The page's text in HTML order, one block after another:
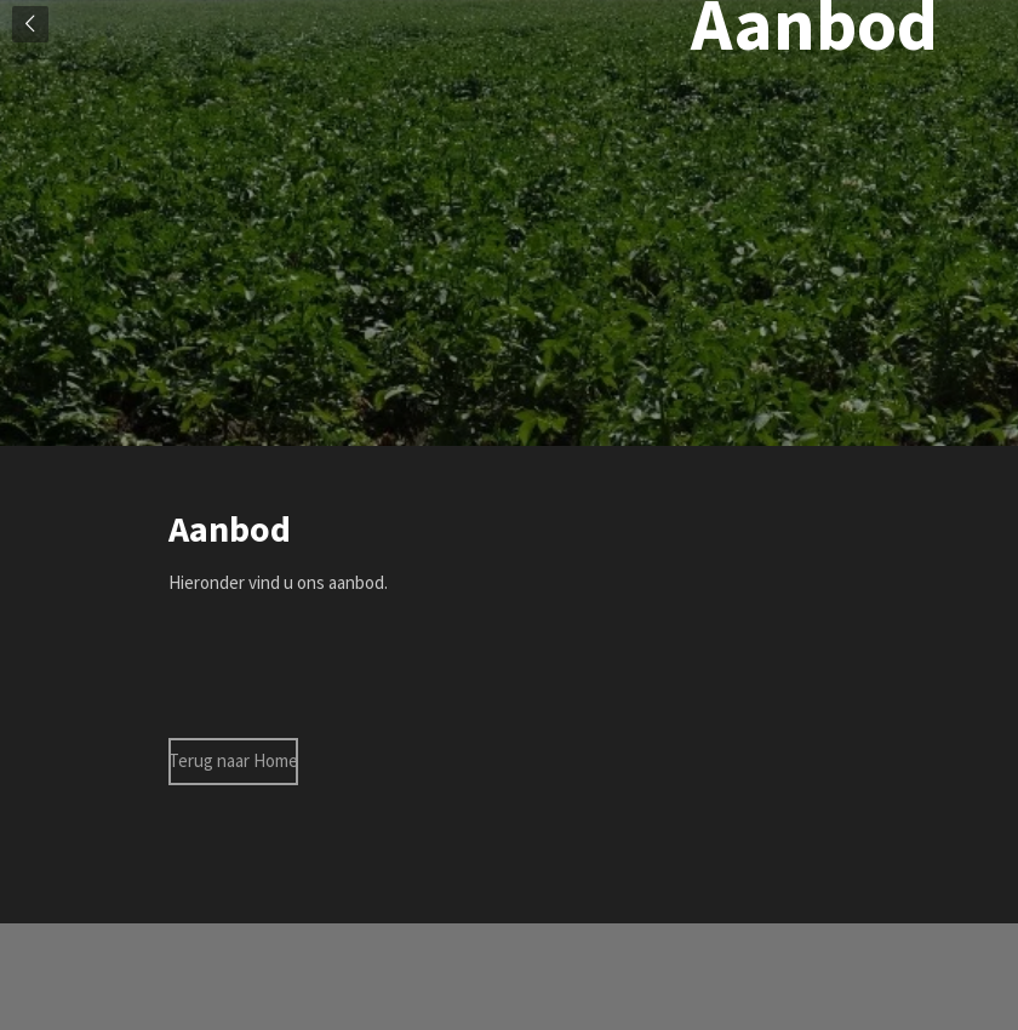
Aanbod
Aanbod
Hieronder vind u ons aanbod.
Terug naar Home